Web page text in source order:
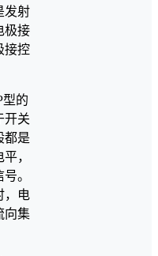
发射
极接
接控
型的
开关
都是
，
。
，电
向集